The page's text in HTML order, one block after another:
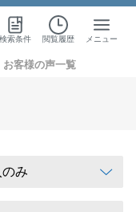
検索条件 閲覧履歴 メニュー
お客様の声一覧